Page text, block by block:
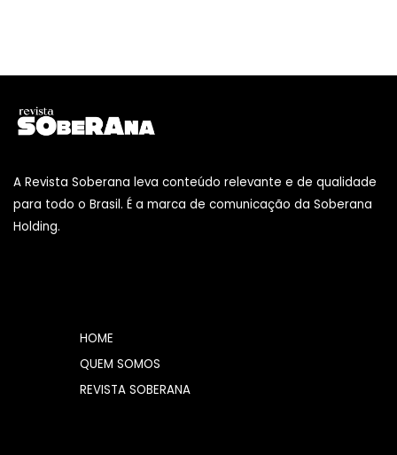
A Revista Soberana leva conteúdo relevante e de qualidade
para todo o Brasil. É a marca de comunicação da Soberana
Holding.
HOME
QUEM SOMOS
REVISTA SOBERANA